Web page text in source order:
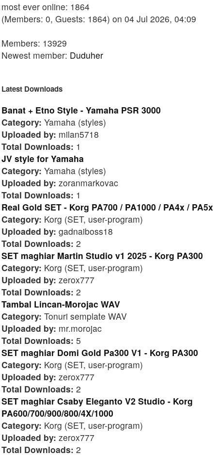
most ever online: 1864
(Members: 0, Guests: 1864) on 04 Jul 2026, 04:09
Members: 13929
Newest member: Duduher
Latest Downloads
Banat + Etno Style - Yamaha PSR 3000
Category: Yamaha (styles)
Uploaded by: milan5718
Total Downloads: 1
JV style for Yamaha
Category: Yamaha (styles)
Uploaded by: zoranmarkovac
Total Downloads: 1
Real Gold SET - Korg PA700 / PA1000 / PA4x / PA5x
Category: Korg (SET, user-program)
Uploaded by: gadnaiboss18
Total Downloads: 2
SET maghiar Martin Studio v1 2025 - Korg PA300
Category: Korg (SET, user-program)
Uploaded by: zerox777
Total Downloads: 2
Tambal Lincan-Morojac WAV
Category: Tonuri semplate WAV
Uploaded by: mr.morojac
Total Downloads: 5
SET maghiar Domi Gold Pa300 V1 - Korg PA300
Category: Korg (SET, user-program)
Uploaded by: zerox777
Total Downloads: 2
SET maghiar Csaby Eleganto V2 Studio - Korg
PA600/700/900/800/4X/1000
Category: Korg (SET, user-program)
Uploaded by: zerox777
Total Downloads: 2